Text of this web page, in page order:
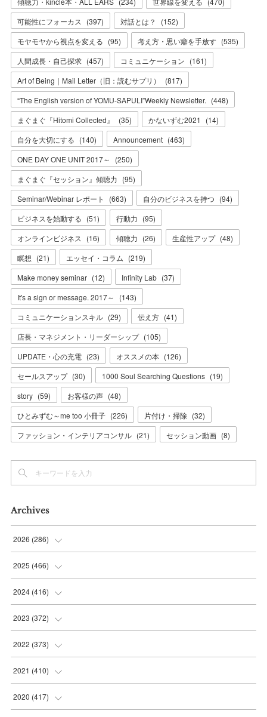
可能性にフォーカス
(397) 対話とは？ (152)
モヤモヤから視点を変える (95) 考え方・思い癖を手放す (535)
人間成長・自己探求 (457) コミュニケーション (161)
Art of Being｜Mail Letter（旧：読むサプリ）
(817)
“The English version of YOMU-SAPULI”Weekly Newsletter. (448)
まぐまぐ『Hitomi Collected』
(35) かないずむ2021 (14)
自分を大切にする (140) Announcement (463)
ONE DAY ONE UNIT 2017～
(250)
まぐまぐ『セッション』傾聴力 (95)
Seminar/Webinar レポート
(663) 自分のビジネスを持つ (94)
ビジネスを始動する (51) 行動力 (95)
オンラインビジネス
(16) 傾聴力 (26) 生産性アップ (48)
瞑想 (21) エッセイ・コラム (219)
Make money seminar (12) Infinity Lab (37)
It's a sign or message. 2017～
(143)
コミュニケーションスキル (29) 伝え方 (41)
店長・マネジメント・リーダーシップ (105)
UPDATE・心の充電 (23) オススメの本 (126)
セールスアップ (30) 1000 Soul Searching Questions (19)
story (59) お客様の声 (48)
ひとみずむ～me too 小冊子 (226) 片付け・掃除 (32)
ファッション・インテリアコンサル (21) セッション動画 (8)
Archives
2026 (286)
(7)
(36
(37
(42
2025 (466)
(56
(37
(35
(36
2024 (416)
(38
(39
(38
(36
2023 (372)
(31
(30
(30
2022 (373)
(31
(33
2021 (410)
(32
2020 (417)